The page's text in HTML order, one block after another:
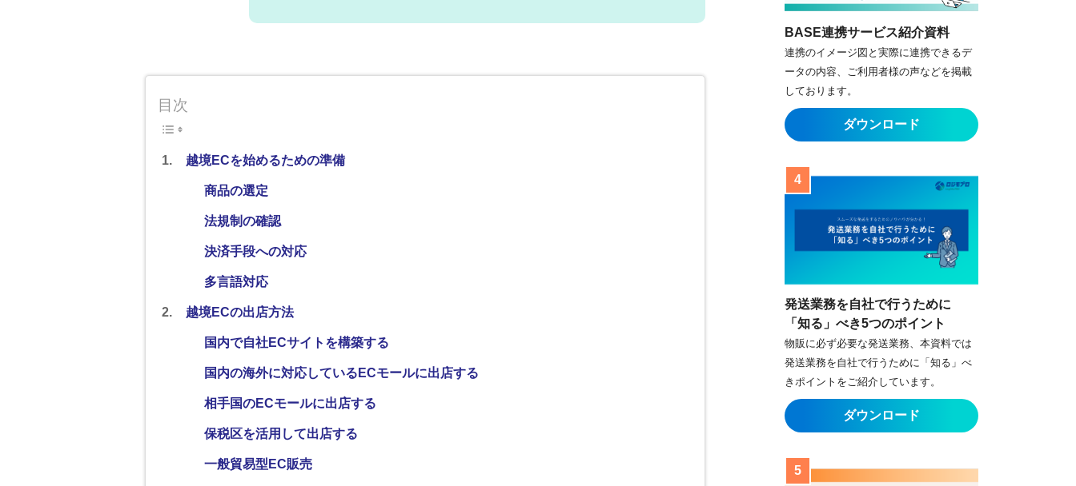
目次
越境ECを始めるための準備
商品の選定
法規制の確認
決済手段への対応
多言語対応
越境ECの出店方法
国内で自社ECサイトを構築する
国内の海外に対応しているECモールに出店する
相手国のECモールに出店する
保税区を活用して出店する
一般貿易型EC販売
BASE連携サービス紹介資料
連携のイメージ図と実際に連携できるデ
ータの内容、ご利用者様の声などを掲載
しております。
発送業務を自社で行うために
「知る」べき5つのポイント
物販に必ず必要な発送業務、本資料では
発送業務を自社で行うために「知る」べ
きポイントをご紹介しています。